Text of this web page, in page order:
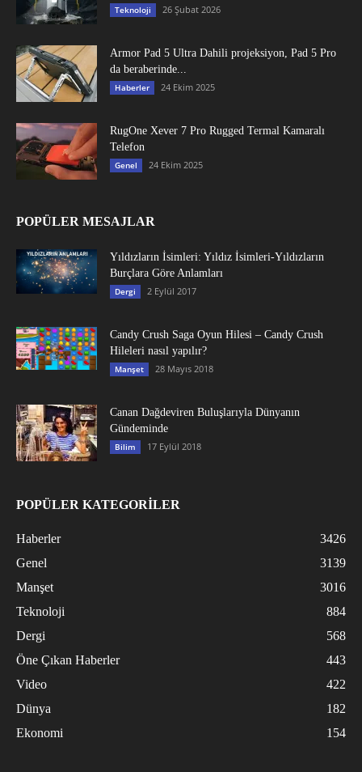
Teknoloji 26 Şubat 2026
Armor Pad 5 Ultra Dahili projeksiyon, Pad 5 Pro
da beraberinde...
Haberler 24 Ekim 2025
RugOne Xever 7 Pro Rugged Termal Kamaralı
Telefon
Genel 24 Ekim 2025
POPÜLER MESAJLAR
Yıldızların İsimleri: Yıldız İsimleri-Yıldızların
Burçlara Göre Anlamları
Dergi 2 Eylül 2017
Candy Crush Saga Oyun Hilesi – Candy Crush
Hileleri nasıl yapılır?
Manşet 28 Mayıs 2018
Canan Dağdeviren Buluşlarıyla Dünyanın
Gündeminde
Bilim 17 Eylül 2018
POPÜLER KATEGORİLER
Haberler
3426
Genel
3139
Manşet
3016
Teknoloji
884
Dergi
568
Öne Çıkan Haberler
443
Video
422
Dünya
182
Ekonomi
154